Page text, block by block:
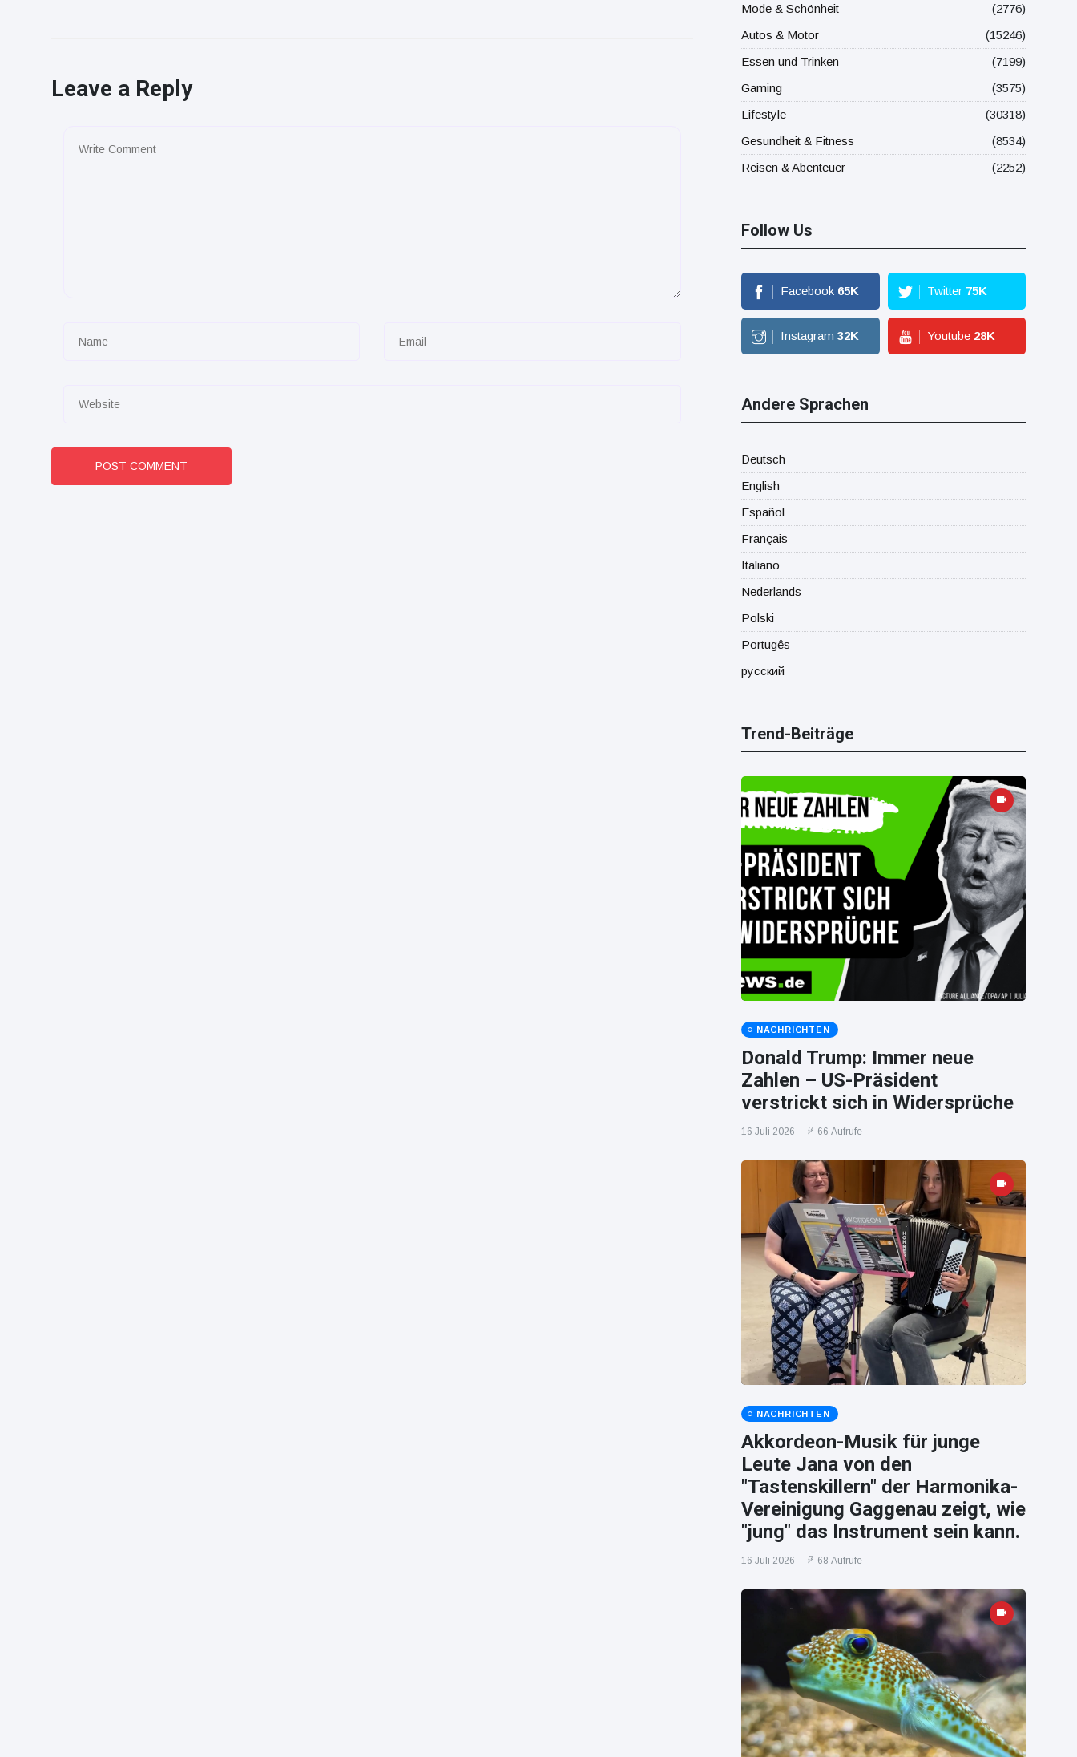
Leave a Reply
POST COMMENT
Mode & Schönheit
(2776)
Autos & Motor
(15246)
Essen und Trinken
(7199)
Gaming
(3575)
Lifestyle
(30318)
Gesundheit & Fitness
(8534)
Reisen & Abenteuer
(2252)
Follow Us
Facebook 65K Twitter 75K
Instagram 32K Youtube 28K
Andere Sprachen
Deutsch
English
Español
Français
Italiano
Nederlands
Polski
Portugês
русский
Trend-Beiträge
NACHRICHTEN
Donald Trump: Immer neue
Zahlen – US-Präsident
verstrickt sich in Widersprüche
16 Juli 2026 66 Aufrufe
NACHRICHTEN
Akkordeon-Musik für junge
Leute Jana von den
"Tastenskillern" der Harmonika-
Vereinigung Gaggenau zeigt, wie
"jung" das Instrument sein kann.
16 Juli 2026 68 Aufrufe